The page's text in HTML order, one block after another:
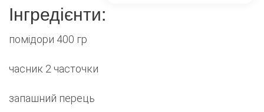
Інгредієнти:
помідори 400 гр
часник 2 часточки
запашний перець